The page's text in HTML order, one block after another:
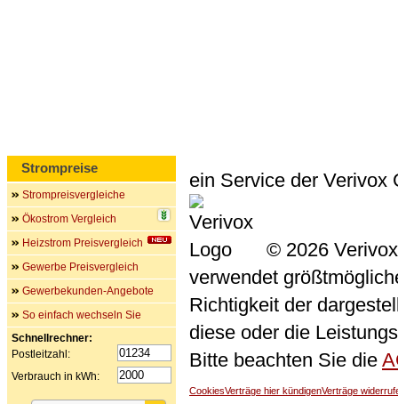
ein Service der Verivox
© 2026
verwendet
Richtigkeit der
diese oder die
Bitte beachten Sie die
CookiesVerträge hier kündigenVerträge
Strompreise
Strompreisvergleiche
Ökostrom Vergleich
Heizstrom Preisvergleich
Gewerbe Preisvergleich
Gewerbekunden-Angebote
So einfach wechseln Sie
Schnellrechner:
Postleitzahl:
Verbrauch in kWh: